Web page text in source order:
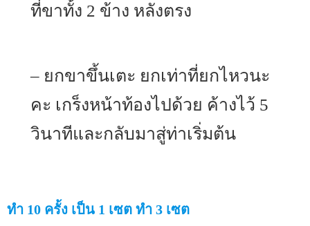
ที่ขาทั้ง 2 ข้าง หลังตรง
– ยกขาขึ้นเตะ ยกเท่าที่ยกไหวนะ
คะ เกร็งหน้าท้องไปด้วย ค้างไว้ 5
วินาทีและกลับมาสู่ท่าเริ่มต้น
ทำ 10 ครั้ง เป็น 1 เซต ทำ 3 เซต